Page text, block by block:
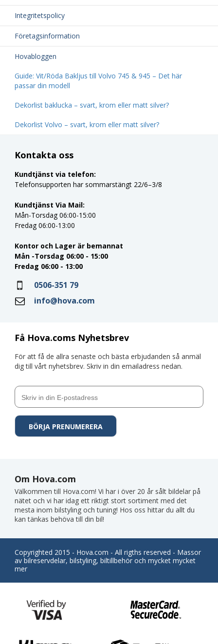
Integritetspolicy
Företagsinformation
Hovabloggen
Guide: Vit/Röda Bakljus till Volvo 745 & 945 – Det här
passar din modell
Dekorlist baklucka – svart, krom eller matt silver?
Dekorlist Volvo – svart, krom eller matt silver?
Få Hova.coms Nyhetsbrev
För att få de allra senaste och bästa erbjudanden så anmäl
dig till vårt nyhetsbrev. Skriv in din emailadress nedan.
Kontakta oss
Kundtjänst via telefon:
Telefonsupporten har sommarstängt 22/6–3/8
Kundtjänst Via Mail:
Mån-Torsdag 06:00-15:00
Fredag 06:00-13:00
Kontor och Lager är bemannat
Mån -Torsdag 06:00 - 15:00
Fredag 06:00 - 13:00
0506-351 79
info@hova.com
Om Hova.com
Välkommen till Hova.com! Vi har i över 20 år sålt bildelar på
nätet och vi har idag ett riktigt stort sortiment med det
mesta inom bilstyling och tuning! Hos oss hittar du allt du
kan tänkas behöva till din bil!
Copyrighted 2015 - Hova.com - All rigths reserved - Massor
av bilreservdelar, bilstyling, biltillbehör och mycket mycket
mer